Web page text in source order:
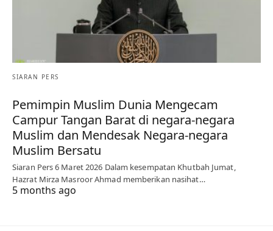
SIARAN PERS
Pemimpin Muslim Dunia Mengecam
Campur Tangan Barat di negara-negara
Muslim dan Mendesak Negara-negara
Muslim Bersatu
Siaran Pers 6 Maret 2026 Dalam kesempatan Khutbah Jumat,
Hazrat Mirza Masroor Ahmad memberikan nasihat…
5 months ago